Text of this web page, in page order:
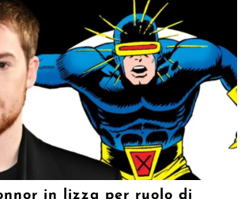
in lizza per ruolo di